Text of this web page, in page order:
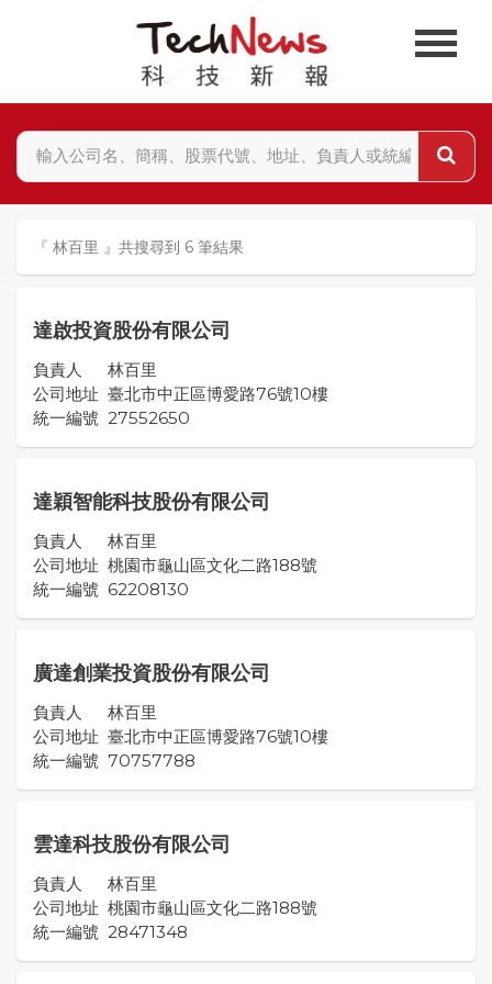
『 林百里 』共搜尋到 6 筆結果
達啟投資股份有限公司
負責人
林百里
公司地址 臺北市中正區博愛路76號10樓
統一編號 27552650
達穎智能科技股份有限公司
負責人
林百里
公司地址 桃園市龜山區文化二路188號
統一編號 62208130
廣達創業投資股份有限公司
負責人
林百里
公司地址 臺北市中正區博愛路76號10樓
統一編號 70757788
雲達科技股份有限公司
負責人
林百里
公司地址 桃園市龜山區文化二路188號
統一編號 28471348